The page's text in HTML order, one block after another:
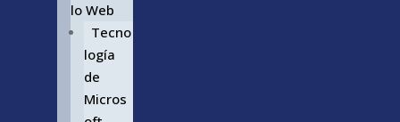
lo Web
Tecno
logía
de
Micros